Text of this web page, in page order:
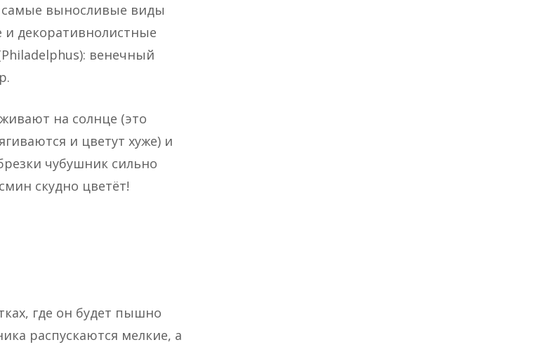
самые выносливые виды
и декоративнолистные
венечный
на солнце (это
и цветут хуже) и
чубушник сильно
скудно цветёт!
где он будет пышно
распускаются мелкие, а